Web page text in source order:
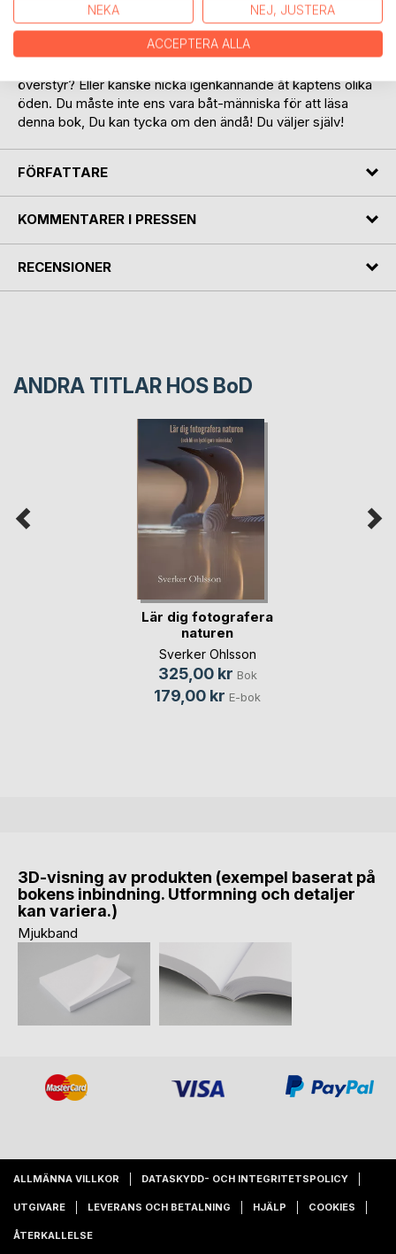
efter en lång dag till sjöss, när man krupit till ro i sin koj. Eller
i din favorit-fåtölj hemma. En bok att småle åt eller kanske
torka en liten tår i smyg, när man ligger inblåst i en hamn
överstyr? Eller kanske nicka igenkännande åt kaptens olika
öden. Du måste inte ens vara båt-människa för att läsa
denna bok, Du kan tycka om den ändå! Du väljer själv!
FÖRFATTARE
KOMMENTARER I PRESSEN
RECENSIONER
ANDRA TITLAR HOS BoD
Lär dig fotografera
naturen
Sverker Ohlsson
325,00 kr Bok
179,00 kr E-bok
3D-visning av produkten (exempel baserat på
bokens inbindning. Utformning och detaljer
kan variera.)
Mjukband
ALLMÄNNA VILLKOR DATASKYDD- OCH INTEGRITETSPOLICY
UTGIVARE LEVERANS OCH BETALNING HJÄLP COOKIES
ÅTERKALLELSE
NEKA NEJ, JUSTERA
ACCEPTERA ALLA